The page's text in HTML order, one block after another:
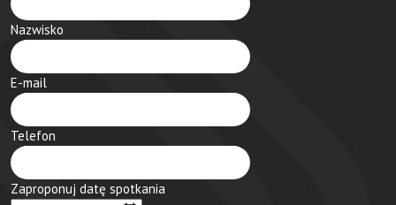
Nazwisko
E-mail
Telefon
Zaproponuj datę spotkania